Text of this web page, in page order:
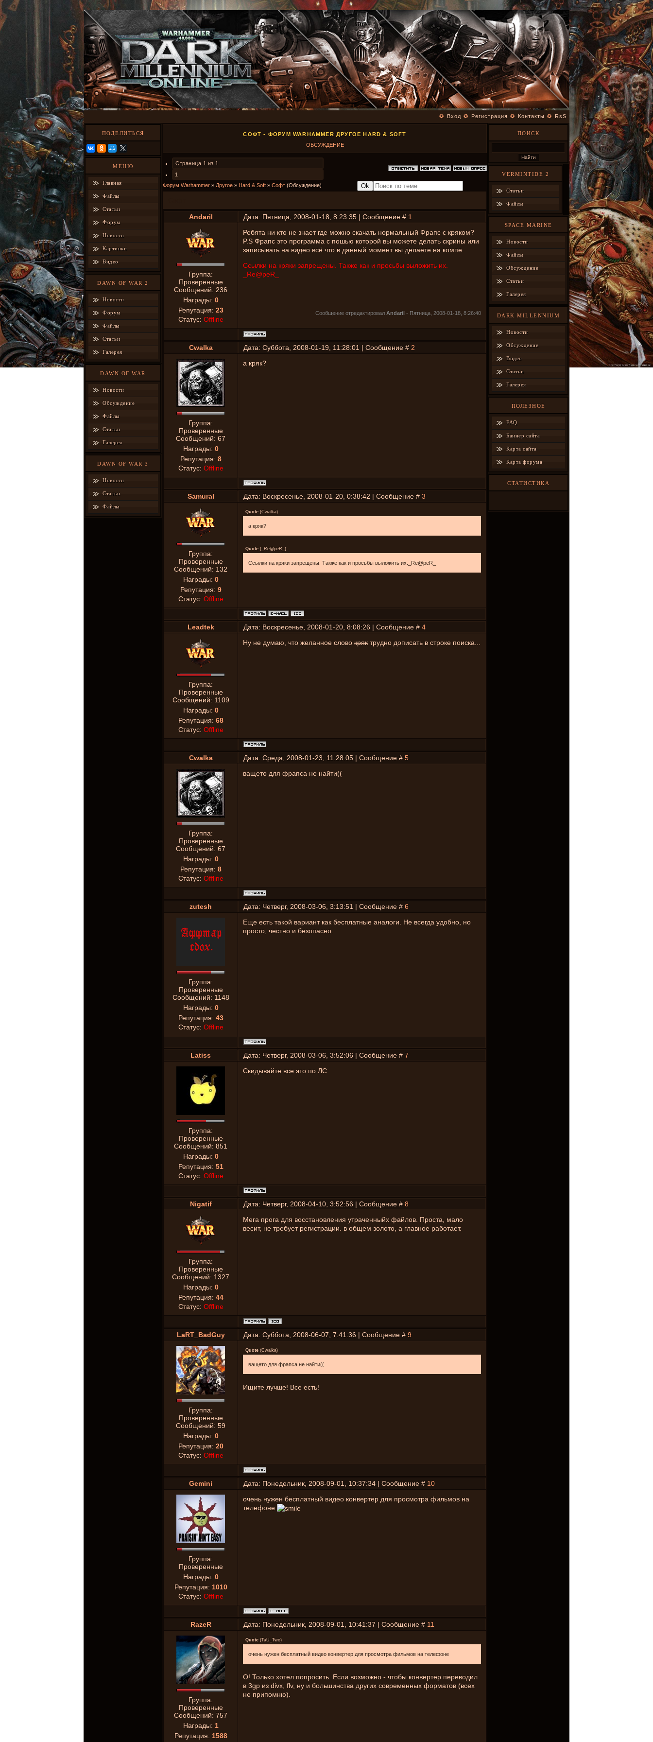
✪ Вход ✪ Регистрация ✪ Контакты ✪ RsS
ПОДЕЛИТЬСЯ
МЕНЮ
Главная
Файлы
Статьи
Форум
Новости
Картинки
Видео
DAWN OF WAR 2
Новости
Форум
Файлы
Статьи
Галерея
DAWN OF WAR
Новости
Обсуждение
Файлы
Статьи
Галерея
DAWN OF WAR 3
Новости
Статьи
Файлы
СОФТ - ФОРУМ WARHAMMER ДРУГОЕ HARD & SOFT
ОБСУЖДЕНИЕ
Страница 1 из 1
1
Форум Warhammer » Другое » Hard & Soft » Софт (Обсуждение)
Andaril Дата: Пятница, 2008-01-18, 8:23:35 | Сообщение # 1
Группа:
Проверенные
Сообщений: 236
Награды: 0
Репутация: 23
Статус: Offline
Ребята ни кто не знает где можно скачать нормальный Фрапс с кряком?
P.S Фрапс это программа с пошью которой вы можете делать скрины или
записывать на видео всё что в данный момент вы делаете на компе.
Ссылки на кряки запрещены. Также как и просьбы выложить их.
_Re@peR_
Сообщение отредактировал Andaril - Пятница, 2008-01-18, 8:26:40
Cwalka Дата: Суббота, 2008-01-19, 11:28:01 | Сообщение # 2
Группа:
Проверенные
Сообщений: 67
Награды: 0
Репутация: 8
Статус: Offline
а кряк?
SamuraI Дата: Воскресенье, 2008-01-20, 0:38:42 | Сообщение # 3
Группа:
Проверенные
Сообщений: 132
Награды: 0
Репутация: 9
Статус: Offline
Quote (Cwalka)
а кряк?
Quote ( _Re@peR_ )
Ссылки на кряки запрещены. Также как и просьбы выложить их._Re@peR_
Leadtek Дата: Воскресенье, 2008-01-20, 8:08:26 | Сообщение # 4
Группа:
Проверенные
Сообщений: 1109
Награды: 0
Репутация: 68
Статус: Offline
Ну не думаю, что желанное слово кряк трудно дописать в строке поиска...
Cwalka Дата: Среда, 2008-01-23, 11:28:05 | Сообщение # 5
Группа:
Проверенные
Сообщений: 67
Награды: 0
Репутация: 8
Статус: Offline
ващето для фрапса не найти((
zutesh Дата: Четверг, 2008-03-06, 3:13:51 | Сообщение # 6
Группа:
Проверенные
Сообщений: 1148
Награды: 0
Репутация: 43
Статус: Offline
Еще есть такой вариант как бесплатные аналоги. Не всегда удобно, но
просто, честно и безопасно.
Latiss Дата: Четверг, 2008-03-06, 3:52:06 | Сообщение # 7
Группа:
Проверенные
Сообщений: 851
Награды: 0
Репутация: 51
Статус: Offline
Скидывайте все это по ЛС
Nigatif Дата: Четверг, 2008-04-10, 3:52:56 | Сообщение # 8
Группа:
Проверенные
Сообщений: 1327
Награды: 0
Репутация: 44
Статус: Offline
Мега прога для восстановления утраченныйх файлов. Проста, мало
весит, не требует регистрации. в общем золото, а главное работает.
LaRT_BadGuy Дата: Суббота, 2008-06-07, 7:41:36 | Сообщение # 9
Группа:
Проверенные
Сообщений: 59
Награды: 0
Репутация: 20
Статус: Offline
Quote (Cwalka)
ващето для фрапса не найти((
Ищите лучше! Все есть!
Gemini Дата: Понедельник, 2008-09-01, 10:37:34 | Сообщение # 10
Группа:
Проверенные
Награды: 0
Репутация: 1010
Статус: Offline
очень нужен бесплатный видео конвертер для просмотра фильмов на
телефоне
RazeR Дата: Понедельник, 2008-09-01, 10:41:37 | Сообщение # 11
Группа:
Проверенные
Сообщений: 757
Награды: 1
Репутация: 1588
Quote (TaU_Two)
очень нужен бесплатный видео конвертер для просмотра фильмов на телефоне
О! Только хотел попросить. Если возможно - чтобы конвертер переводил
в 3gp из divx, flv, ну и большинства других современных форматов (всех
не припомню).
ПОИСК
VERMINTIDE 2
Статьи
Файлы
SPACE MARINE
Новости
Файлы
Обсуждение
Статьи
Галерея
DARK MILLENNIUM
Новости
Обсуждение
Видео
Статьи
Галерея
ПОЛЕЗНОЕ
FAQ
Баннер сайта
Карта сайта
Карта форума
СТАТИСТИКА